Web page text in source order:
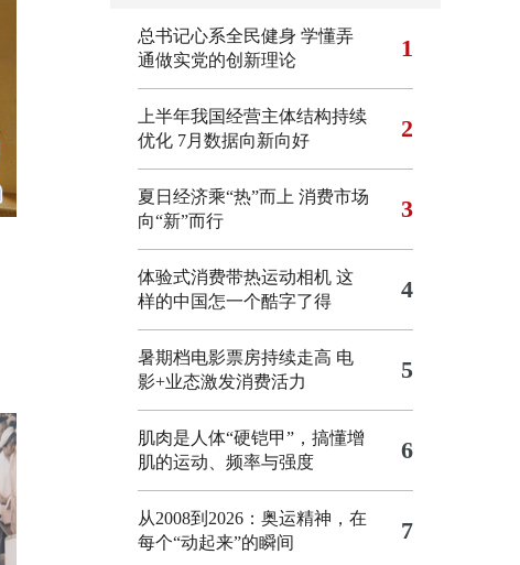
总书记心系全民健身 学懂弄
通做实党的创新理论
1
上半年我国经营主体结构持续
优化 7月数据向新向好 2
夏日经济乘“热”而上 消费市场
向“新”而行
3
体验式消费带热运动相机 这
样的中国怎一个酷字了得
4
暑期档电影票房持续走高 电
影+业态激发消费活力
5
肌肉是人体“硬铠甲”，搞懂增
肌的运动、频率与强度
6
从2008到2026：奥运精神，在
每个“动起来”的瞬间
7